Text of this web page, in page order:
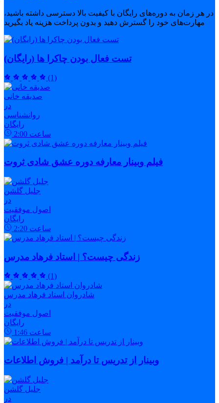
در هر زمان به دوره‌های رایگان با کیفیت بالا دسترسی داشته باشید،
مهارت‌های خود را گسترش دهید و بدون پرداخت هزینه یاد بگیرید
تست فعال بودن چاکرا ها (رایگان)
(1)
صدیقه خانی
در
روانشناسی
رایگان
2:00 ساعت
فیلم وبینار معارفه دوره عشق شادی ثروت
جلیل گلشن
در
اصول موفقیت
رایگان
2:20 ساعت
زندگی چیست؟ | استاد فرهاد مدرس
(1)
شادروان استاد فرهاد مدرس
در
اصول موفقیت
رایگان
1:46 ساعت
وبینار از تدریس تا درآمد | فروش اطلاعات
جلیل گلشن
در